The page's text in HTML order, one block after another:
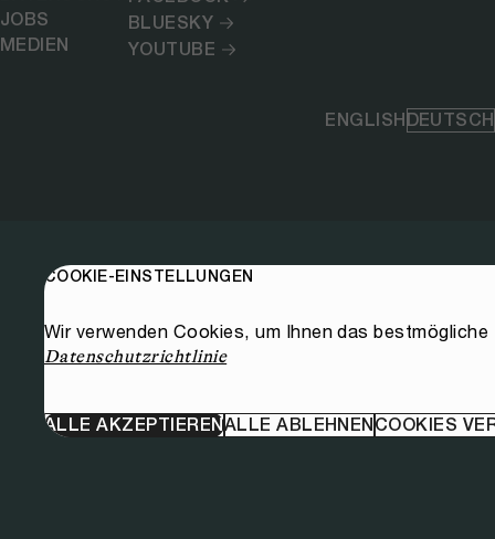
JOBS
MEDIEN
BLUESKY
YOUTUBE
ENGLISHDEUTSCH
COOKIE-EINSTELLUNGEN
Wir verwenden Cookies, um Ihnen das
Datenschutzrichtlinie
ALLE AKZEPTIERENALLE ABLEHNENCOOKIES